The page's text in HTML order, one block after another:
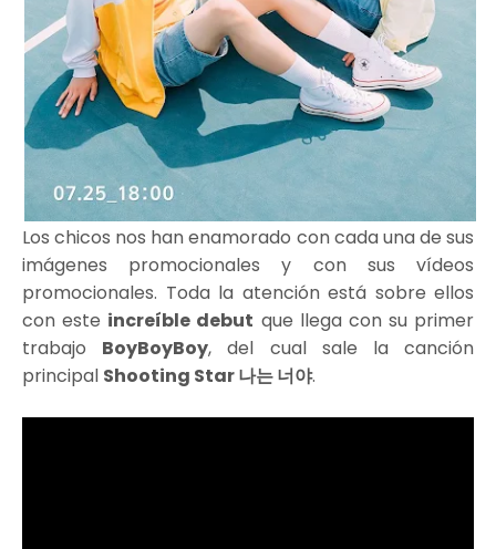
Los chicos nos han enamorado con cada una de sus
imágenes promocionales y con sus vídeos
promocionales. Toda la atención está sobre ellos
con este increíble debut que llega con su primer
trabajo BoyBoyBoy, del cual sale la canción
principal Shooting Star 나는 너야.